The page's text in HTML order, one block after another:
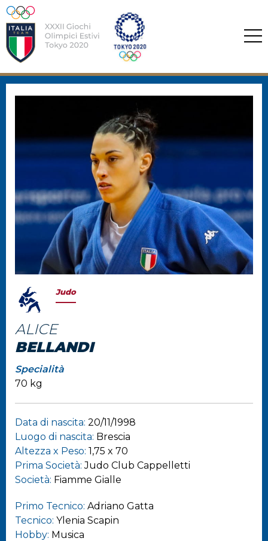
Judo
ALICE
BELLANDI
Specialità
70 kg
Data di nascita: 20/11/1998
Luogo di nascita: Brescia
Altezza x Peso: 1,75 x 70
Prima Società: Judo Club Cappelletti
Società: Fiamme Gialle
Primo Tecnico: Adriano Gatta
Tecnico: Ylenia Scapin
Hobby: Musica